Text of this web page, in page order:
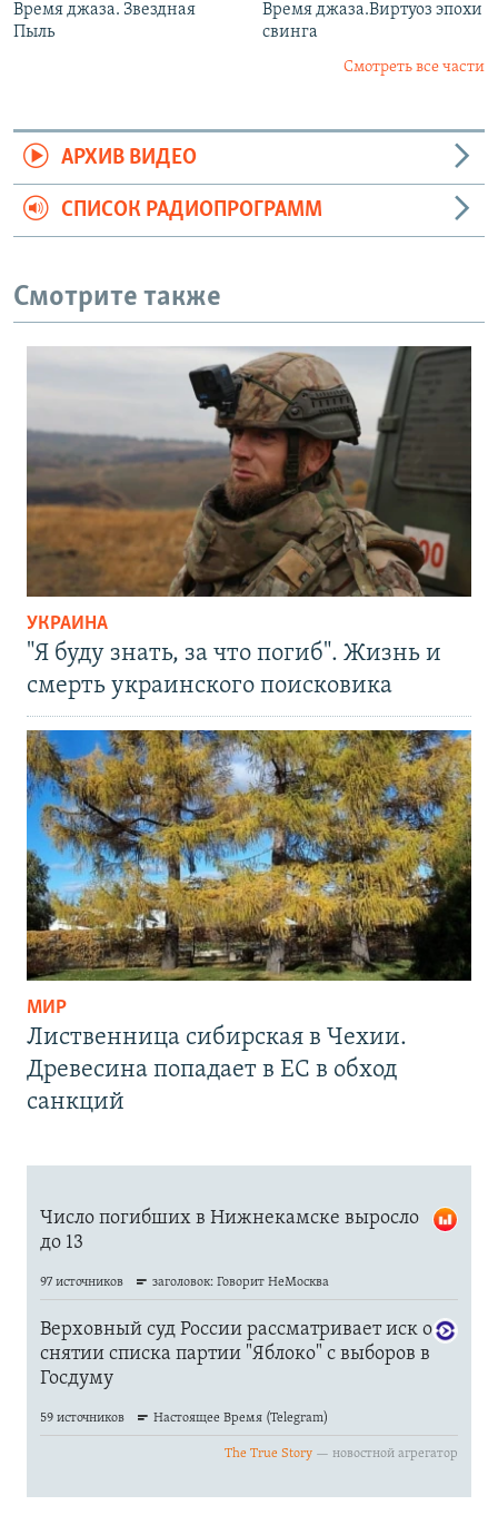
Время джаза. Звездная
Пыль
Время джаза.Виртуоз эпохи
свинга
Смотреть все части
АРХИВ ВИДЕО
СПИСОК РАДИОПРОГРАММ
Смотрите также
УКРАИНА
"Я буду знать, за что погиб". Жизнь и
смерть украинского поисковика
МИР
Лиственница сибирская в Чехии.
Древесина попадает в ЕС в обход
санкций